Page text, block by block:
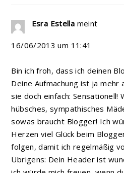
Esra Estella meint
16/06/2013 um 11:41
Bin ich froh, dass ich deinen
Deine Aufmachung ist ja mehr
sie doch einfach: Sensationell!
hübsches, sympathisches
sowas braucht Blogger! Ich
Herzen viel Glück beim
folgen, damit ich regelmäßig
Übrigens: Dein Header ist